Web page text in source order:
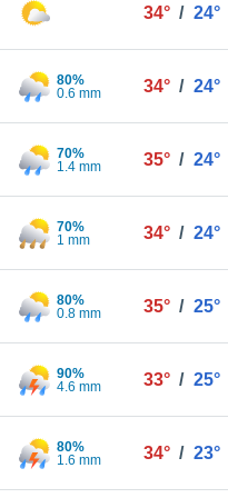
34° / 24°
80%
0.6 mm
34° / 24°
70%
1.4 mm
35° / 24°
70%
1 mm
34° / 24°
80%
0.8 mm
35° / 25°
90%
4.6 mm
33° / 25°
80%
1.6 mm
34° / 23°